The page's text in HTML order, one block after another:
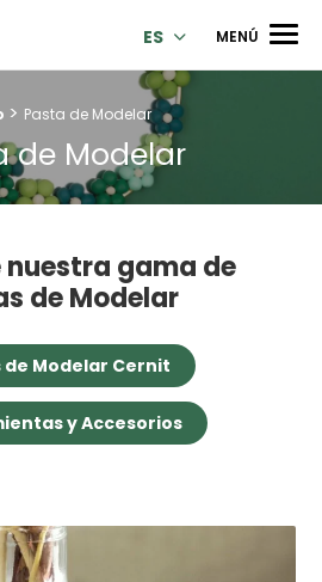
gamme pour des créations
ES MENÚ
> Pasta de Modelar
de Modelar
nuestra gama de
de Modelar
de Modelar Cernit
y Accesorios